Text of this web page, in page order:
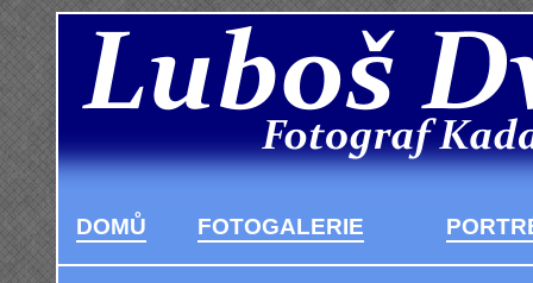
DOMŮ FOTOGALERIE